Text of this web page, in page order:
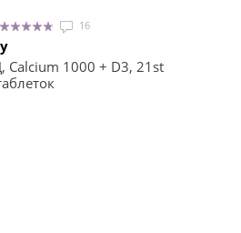
16
Calcium 1000 + D3, 21st